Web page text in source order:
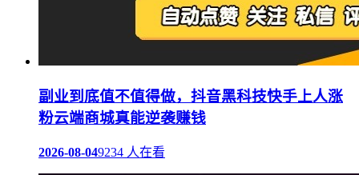
副业到底值不值得做，抖音黑科技快手上人涨
粉云端商城真能逆袭赚钱
2026-08-049234 人在看